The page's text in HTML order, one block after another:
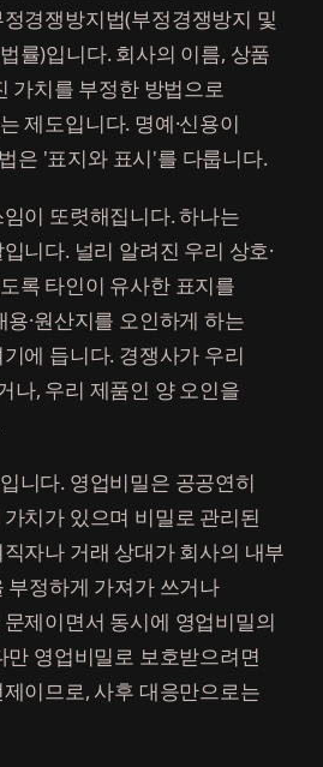
경쟁방지법(부정경쟁방지 및
률)입니다. 회사의 이름, 상품
가치를 부정한 방법으로
제도입니다. 명예·신용이
은 '표지와 표시'를 다룹니다.
이 또렷해집니다. 하나는
니다. 널리 알려진 우리 상호·
록 타인이 유사한 표지를
용·원산지를 오인하게 하는
에 듭니다. 경쟁사가 우리
나, 우리 제품인 양 오인을
니다. 영업비밀은 공공연히
치가 있으며 비밀로 관리된
자나 거래 상대가 회사의 내부
부정하게 가져가 쓰거나
제이면서 동시에 영업비밀의
만 영업비밀로 보호받으려면
이므로, 사후 대응만으로는